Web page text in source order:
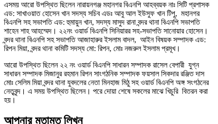
এসময় আরো উপস্থিত ছিলেন নারায়নগঞ্জ মহানগর বিএনপি আহব্বয়ক নাঃ সিটি প্রশাসক
এড: সাখাওয়াত হোসেন খান সদস্য সচিব এডঃ আবু আল ইউসুফ খান টিপু, মহানগর
বিএনপি সহ সভাপতি এড: হুমায়ুন খান, সদস্য মাসুদ রানা বন্দর থানা বিএনপি সভাপতি
শাহেন শাহ আহম্মেদ। ২২নং ওয়ার্ড বিএনপি সিনিয়ারর সহ-সভাপতি সানোয়ার হোসেন।
বন্দর থানা বিএনপি সহ সভাপতি আজাহারুর ইসলাম বাদল, আইন বিষয়ক সম্পাদক এড:
রিপন মিয়া, বন্দর থানা কমিটি সদস্য মো: রিপন, মোঃ নজরুল ইসলাম প্রমূখ।
আরো উপস্থিত ছিলেন ২২ নং ওয়ার্ড বিএনপি সাধারন সম্পাদক রাসেল বেপারী যুগ্ন
সাধারন সম্পাদক মিজানুর রহমান রিপন সাংগঠনিক সম্পাদক ফয়সাল সিকদার রঞ্জিত দাস
মোঃ সেলিম মিয়া বন্দর থানা যুবদলের নেতা মিনহাজ মিঠু সহ ওয়ার্ড বিএনপি অঙ্গ সংগঠনের
নেতৃবৃন্দ। এ সময় উপস্থিত ছিলেন। পরে দোয়া শেষে সকলের মাঝে খিচুরি বিতরন করা
হয়।
আপনার মতামত লিখুন